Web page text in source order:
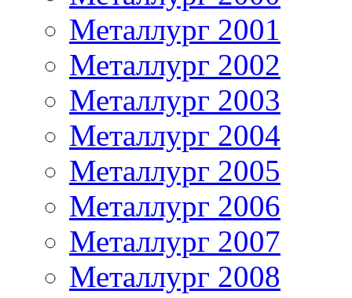
Металлург 2001
Металлург 2002
Металлург 2003
Металлург 2004
Металлург 2005
Металлург 2006
Металлург 2007
Металлург 2008